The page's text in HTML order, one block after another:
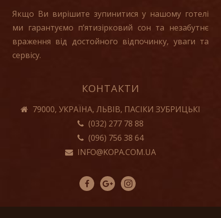
Якщо Ви вирішите зупинитися у нашому готелі
ми гарантуємо п’ятизірковий сон та незабутнє
враження від достойного відпочинку, уваги та
сервісу.
КОНТАКТИ
79000, УКРАЇНА, ЛЬВІВ, ПАСІКИ ЗУБРИЦЬКІ
(032) 277 78 88
(096) 756 38 64
INFO@KOPA.COM.UA